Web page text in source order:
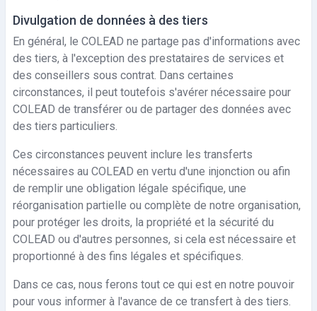
Divulgation de données à des tiers
En général, le COLEAD ne partage pas d'informations avec
des tiers, à l'exception des prestataires de services et
des conseillers sous contrat. Dans certaines
circonstances, il peut toutefois s'avérer nécessaire pour
COLEAD de transférer ou de partager des données avec
des tiers particuliers.
Ces circonstances peuvent inclure les transferts
nécessaires au COLEAD en vertu d'une injonction ou afin
de remplir une obligation légale spécifique, une
réorganisation partielle ou complète de notre organisation,
pour protéger les droits, la propriété et la sécurité du
COLEAD ou d'autres personnes, si cela est nécessaire et
proportionné à des fins légales et spécifiques.
Dans ce cas, nous ferons tout ce qui est en notre pouvoir
pour vous informer à l'avance de ce transfert à des tiers.